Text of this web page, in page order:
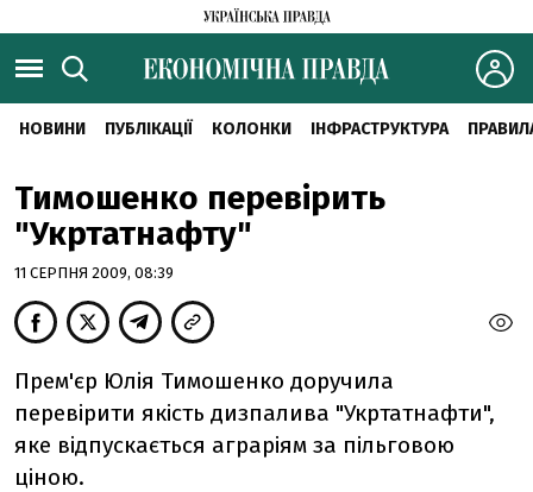
НОВИНИ ПУБЛІКАЦІЇ КОЛОНКИ ІНФРАСТРУКТУРА
Тимошенко перевірить
"Укртатнафту"
11 СЕРПНЯ 2009, 08:39
Прем'єр Юлія Тимошенко доручила
перевірити якість дизпалива "Укртатнафти",
яке відпускається аграріям за пільговою
ціною.